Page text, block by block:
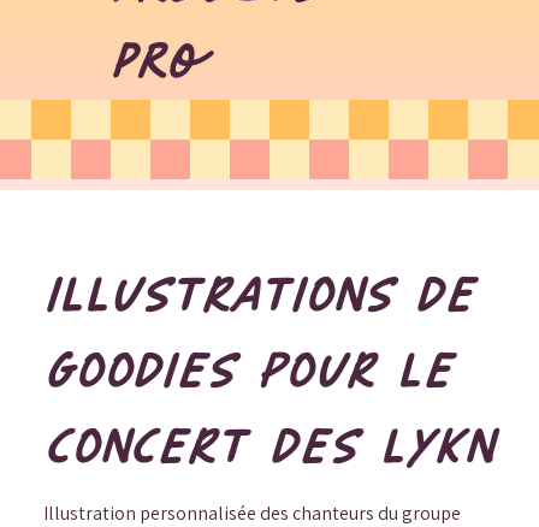
pro
ILLUSTRATIONS DE
GOODIES POUR LE
CONCERT DES LYKN
Illustration personnalisée des chanteurs du groupe